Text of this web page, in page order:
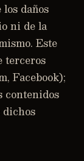
daños
ni de la
Este
terceros
Facebook);
contenidos